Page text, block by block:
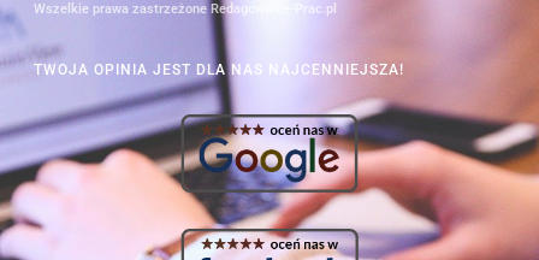
Wszelkie prawa zastrzeżone Redagowanie-Prac.pl
TWOJA OPINIA JEST DLA NAS NAJCENNIEJSZA!